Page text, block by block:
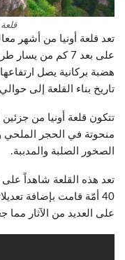
تعد قلعة أونيا من أشهر
على بعد 7 كم من
تاريخ بناء القلعة إلى حوالي 250 عام قبل الميلاد.
منحوتة في الحجر الملحي
الصخور الصلبة والمدببة.
40 أمّة قامت بإضافة
على العديد من الآثار مما